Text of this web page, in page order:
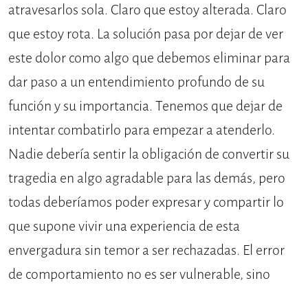
atravesarlos sola. Claro que estoy alterada. Claro
que estoy rota. La solución pasa por dejar de ver
este dolor como algo que debemos eliminar para
dar paso a un entendimiento profundo de su
función y su importancia. Tenemos que dejar de
intentar combatirlo para empezar a atenderlo.
Nadie debería sentir la obligación de convertir su
tragedia en algo agradable para las demás, pero
todas deberíamos poder expresar y compartir lo
que supone vivir una experiencia de esta
envergadura sin temor a ser rechazadas. El error
de comportamiento no es ser vulnerable, sino